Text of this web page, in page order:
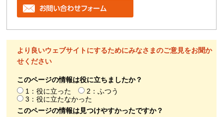
より良いウェブサイトにするためにみなさまのご意見をお聞か
せください
このページの情報は役に立ちましたか？
1：役に立った
2：ふつう
3：役に立たなかった
このページの情報は見つけやすかったですか？